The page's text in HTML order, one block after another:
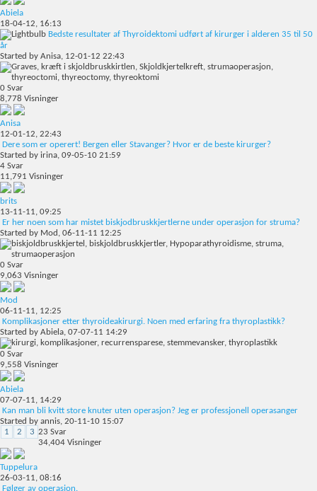
Abiela
18-04-12, 16:13
Bedste resultater af Thyroidektomi udført af kirurger i alderen 35 til 50
år
Started by Anisa, 12-01-12 22:43
0 Svar
8,778 Visninger
Anisa
12-01-12, 22:43
Dere som er operert! Bergen eller Stavanger? Hvor er de beste kirurger?
Started by irina, 09-05-10 21:59
4 Svar
11,791 Visninger
brits
13-11-11, 09:25
Er her noen som har mistet biskjodbruskkjertlerne under operasjon for struma?
Started by Mod , 06-11-11 12:25
0 Svar
9,063 Visninger
Mod
06-11-11, 12:25
Komplikasjoner etter thyroideakirurgi. Noen med erfaring fra thyroplastikk?
Started by Abiela, 07-07-11 14:29
0 Svar
9,558 Visninger
Abiela
07-07-11, 14:29
Kan man bli kvitt store knuter uten operasjon? Jeg er professjonell operasanger
Started by annis, 20-11-10 15:07
1
2 3 23 Svar
34,404 Visninger
Tuppelura
26-03-11, 08:16
Følger av operasjon.